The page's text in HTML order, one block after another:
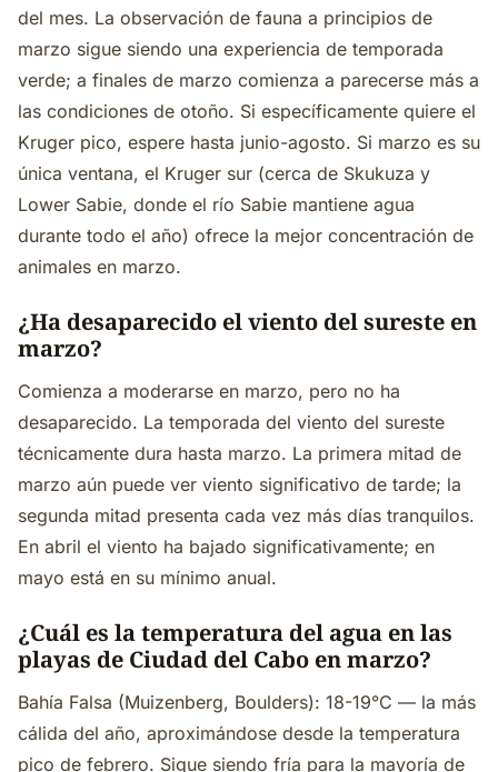
del mes. La observación de fauna a principios de
marzo sigue siendo una experiencia de temporada
verde; a finales de marzo comienza a parecerse más a
las condiciones de otoño. Si específicamente quiere el
Kruger pico, espere hasta junio-agosto. Si marzo es su
única ventana, el Kruger sur (cerca de Skukuza y
Lower Sabie, donde el río Sabie mantiene agua
durante todo el año) ofrece la mejor concentración de
animales en marzo.
¿Ha desaparecido el viento del sureste en
marzo?
Comienza a moderarse en marzo, pero no ha
desaparecido. La temporada del viento del sureste
técnicamente dura hasta marzo. La primera mitad de
marzo aún puede ver viento significativo de tarde; la
segunda mitad presenta cada vez más días tranquilos.
En abril el viento ha bajado significativamente; en
mayo está en su mínimo anual.
¿Cuál es la temperatura del agua en las
playas de Ciudad del Cabo en marzo?
Bahía Falsa (Muizenberg, Boulders): 18-19°C — la más
cálida del año, aproximándose desde la temperatura
pico de febrero. Sigue siendo fría para la mayoría de